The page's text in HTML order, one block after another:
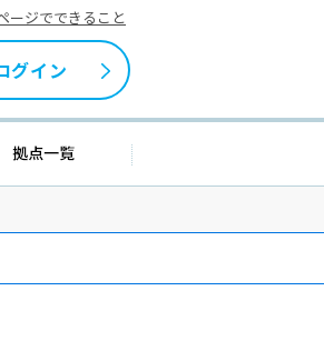
ージでできること
グイン
ドバイザー紹介 拠点一覧